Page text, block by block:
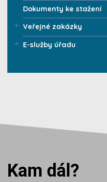
Dokumenty ke stažení
Veřejné zakázky
E-služby úřadu
Kam dál?